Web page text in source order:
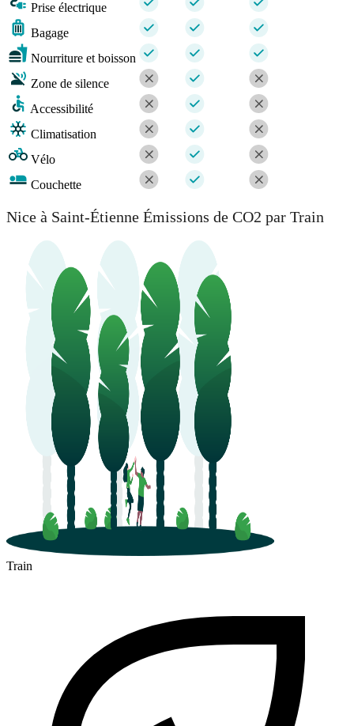
Prise électrique
Bagage
Nourriture et boisson
Zone de silence
Accessibilité
Climatisation
Vélo
Couchette
Nice à Saint-Étienne Émissions de CO2 par Train
Train